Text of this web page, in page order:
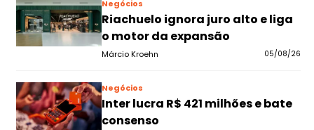
Negócios
Riachuelo ignora juro alto e liga
o motor da expansão
Márcio Kroehn 05/08/26
Negócios
Inter lucra R$ 421 milhões e bate
consenso